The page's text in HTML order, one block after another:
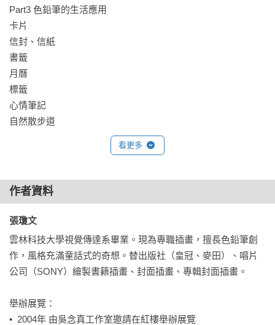
Part3 色鉛筆的生活應用
卡片
信封、信紙
書籤
月曆
標籤
心情筆記
自然散步道
看更多
作者資料
張瓊文
雲林科技大學視覺傳達系畢業。現為專職插畫，擅長色鉛筆創
作，風格充滿童話式的奇想。替出版社（皇冠、麥田）、唱片
公司（SONY）繪製書籍插畫、封面插畫、專輯封面插畫。
舉辦展覽：
•  2004年 由吳念真工作室邀請在紅樓舉辦展覽